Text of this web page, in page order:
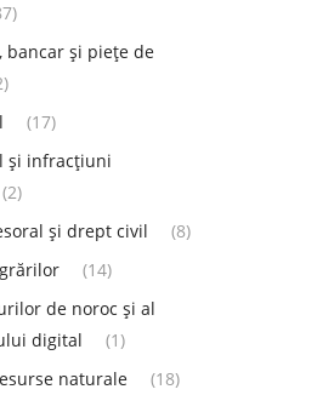
bancar și piețe de
(17)
și infracțiuni
(2)
și drept civil
(8)
(14)
de noroc și al
digital
(1)
naturale
(18)